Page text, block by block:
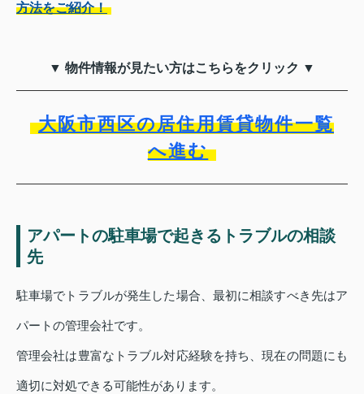
方法をご紹介！
▼ 物件情報が見たい方はこちらをクリック ▼
大阪市西区の居住用賃貸物件一覧
へ進む
アパートの駐車場で起きるトラブルの相談
先
駐車場でトラブルが発生した場合、最初に相談すべき先はア
パートの管理会社です。
管理会社は豊富なトラブル対応経験を持ち、現在の問題にも
適切に対処できる可能性があります。